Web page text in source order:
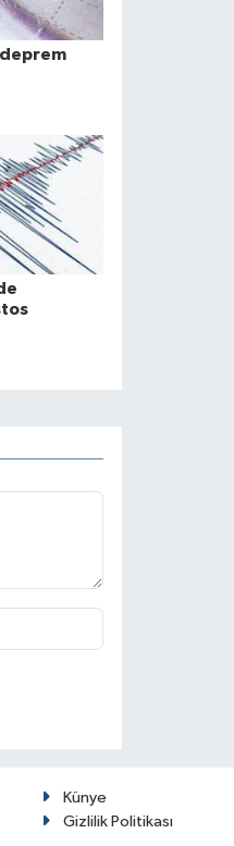
deprem
Künye
Gizlilik Politikası